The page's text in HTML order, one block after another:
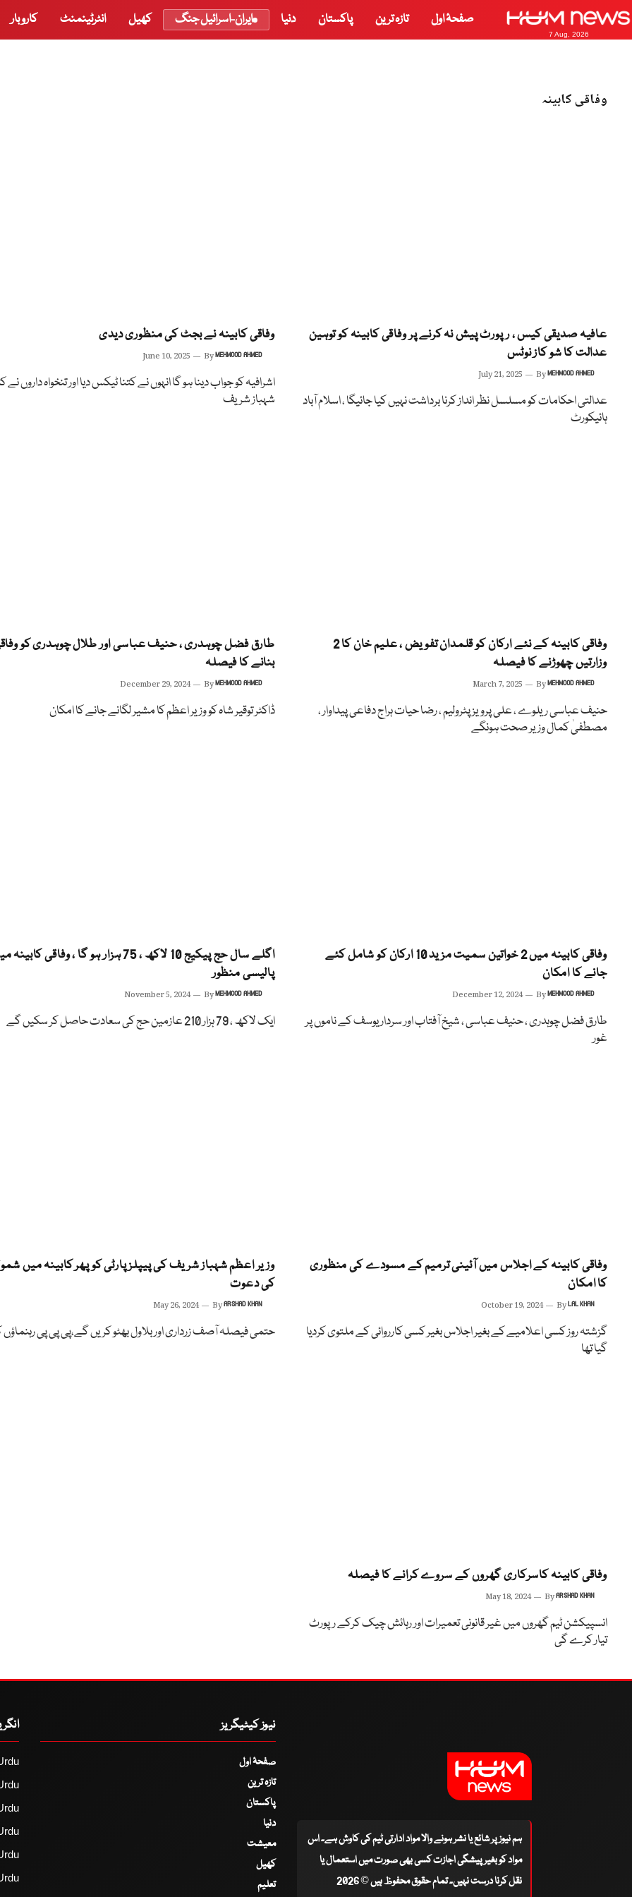
7 Aug, 2026
صفحۂ اول تازہ ترین پاکستان دنیا ایران-اسرائیل جنگ کھیل انٹرٹینمنٹ کاروبار
وفاقی کابینہ
عافیہ صدیقی کیس ، رپورٹ پیش نہ کرنے پر وفاقی کابینہ کو توہین
عدالت کا شو کاز نوٹس
July 21, 2025 ByMEHMOOD AHMED
عدالتی احکامات کو مسلسل نظر انداز کرنا برداشت نہیں کیا جائیگا ، اسلام آباد
ہائیکورٹ
وفاقی کابینہ نے بجٹ کی منظوری دیدی
June 10, 2025 ByMEHMOOD AHMED
اشرافیہ کو جواب دینا ہو گا انہوں نے کتنا ٹیکس دیا اور تنخواہ داروں نے
شہباز شریف
وفاقی کابینہ کے نئے ارکان کو قلمدان تفویض ، علیم خان کا 2
وزارتیں چھوڑنے کا فیصلہ
March 7, 2025 ByMEHMOOD AHMED
حنیف عباسی ریلوے ، علی پرویز پٹرولیم ، رضا حیات ہراج دفاعی پیداوار ،
مصطفیٰ کمال وزیر صحت ہونگے
طارق فضل چوہدری ، حنیف عباسی اور طلال چوہدری کو
بنانے کا فیصلہ
December 29, 2024 ByMEHMOOD AHMED
ڈاکٹر توقیر شاہ کو وزیر اعظم کا مشیر لگانے جانے کا امکان
وفاقی کابینہ میں 2 خواتین سمیت مزید 10 ارکان کو شامل کئے
جانے کا امکان
December 12, 2024 ByMEHMOOD AHMED
طارق فضل چوہدری ، حنیف عباسی ، شیخ آفتاب اور سردار یوسف کے ناموں پر
غور
اگلے سال حج پیکیج 10 لاکھ ، 75 ہزار ہو گا ، وفاقی
پالیسی منظور
November 5, 2024 ByMEHMOOD AHMED
ایک لاکھ ، 79 ہزار 210 عازمین حج کی سعادت حاصل کر سکیں گے
وفاقی کابینہ کے اجلاس میں آئینی ترمیم کے مسودے کی منظوری
کا امکان
October 19, 2024 ByLAL KHAN
گزشتہ روز کسی اعلامیے کے بغیر اجلاس بغیر کسی کارروائی کے ملتوی کردیا
گیا تھا
وزیر اعظم شہباز شریف کی پیپلز پارٹی کو پھر کابینہ میں
کی دعوت
May 26, 2024 ByARSHAD KHAN
حتمی فیصلہ آصف زرداری اوربلاول بھٹو کریں گے،پی پی پی
وفاقی کابینہ کاسرکاری گھروں کے سروے کرانے کا فیصلہ
May 18, 2024 ByARSHAD KHAN
انسپیکشن ٹیم گھروں میں غیر قانونی تعمیرات اور رہائش چیک کرکے رپورٹ
تیار کرے گی
ہم نیوز پر شائع یا نشر ہونے والا مواد ادارتی ٹیم کی کاوش ہے۔ اس
مواد کو بغیر پیشگی اجازت کسی بھی صورت میں استعمال یا
نقل کرنا درست نہیں۔ تمام حقوق محفوظ ہیں © 2026
نیوز کیٹیگریز
صفحۂ اول
تازہ ترین
پاکستان
دنیا
معیشت
کھیل
تعلیم